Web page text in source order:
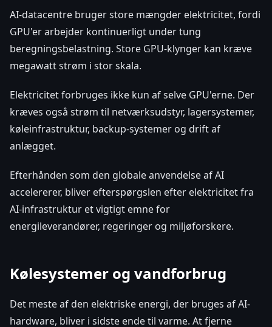
AI-datacentre bruger store mængder elektricitet, fordi
GPU'er arbejder kontinuerligt under tung
beregningsbelastning. Store GPU-klynger kan kræve
megawatt strøm i stor skala.
Elektricitet forbruges ikke kun af selve GPU'erne. Der
kræves også strøm til netværksudstyr, lagersystemer,
køleinfrastruktur, backup-systemer og drift af
anlægget.
Efterhånden som den globale anvendelse af AI
accelererer, bliver efterspørgslen efter elektricitet fra
AI-infrastruktur et vigtigt emne for
energileverandører, regeringer og miljøforskere.
Kølesystemer og vandforbrug
Det meste af den elektriske energi, der bruges af AI-
hardware, bliver i sidste ende til varme. At fjerne